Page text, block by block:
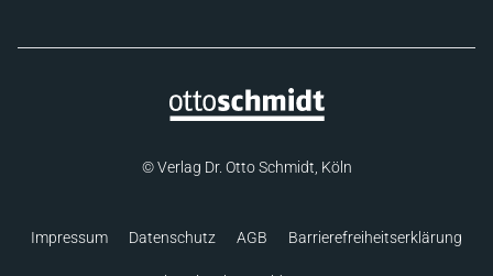
© Verlag Dr. Otto Schmidt, Köln
Impressum Datenschutz AGB Barrierefreiheitserklärung